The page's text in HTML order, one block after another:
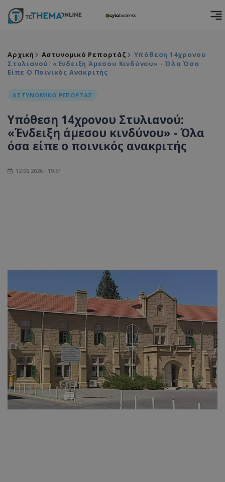
Αρχική Αστυνομικό Ρεπορτάζ
Υπόθεση 14χρονου
Στυλιανού: «Ένδειξη Άμεσου Κινδύνου» - Όλα Όσα
Είπε Ο Ποινικός Ανακριτής
ΑΣΤΥΝΟΜΙΚΟ ΡΕΠΟΡΤΑΖ
Υπόθεση 14χρονου Στυλιανού:
«Ένδειξη άμεσου κινδύνου» - Όλα
όσα είπε ο ποινικός ανακριτής
12.06.2026 - 19:51